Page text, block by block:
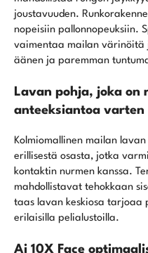
joustavuuden.
nopeisiin pallonnopeuksiin.
vaimentaa mailan
äänen ja paremman
Lavan pohja, joka
anteeksiantoa varten
Kolmiomallinen mailan
erillisestä osasta, jotka
kontaktin nurmen kanssa.
mahdollistavat tehokkaan
taas lavan keskiosa tarjoaa
erilaisilla pelialustoilla.
Ai 10X Face